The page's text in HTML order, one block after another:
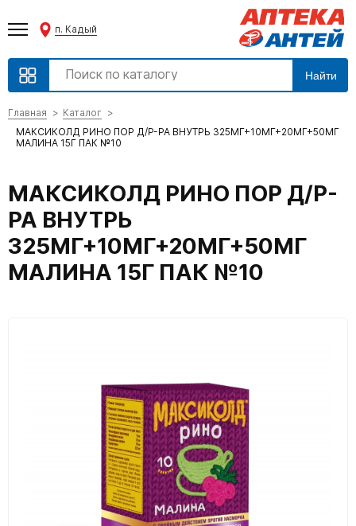
п. Кадый
Найти
Главная
Каталог
МАКСИКОЛД РИНО ПОР Д/Р-РА ВНУТРЬ 325МГ+10МГ+20МГ+50МГ
МАЛИНА 15Г ПАК №10
МАКСИКОЛД РИНО ПОР Д/Р-
РА ВНУТРЬ
325МГ+10МГ+20МГ+50МГ
МАЛИНА 15Г ПАК №10